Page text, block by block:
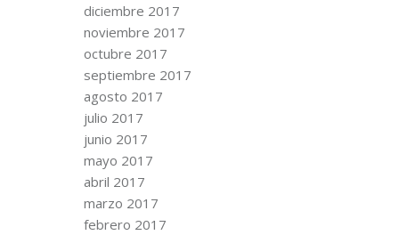
diciembre 2017
noviembre 2017
octubre 2017
septiembre 2017
agosto 2017
julio 2017
junio 2017
mayo 2017
abril 2017
marzo 2017
febrero 2017